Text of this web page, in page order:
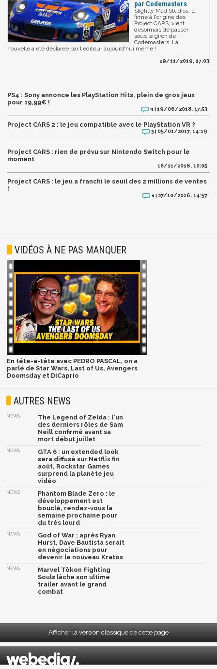
par Codemasters
Slightly Mad Studios, la
firme à l'origine des
Project CARS, vient
désormais de passer
sous le giron de
Codemasters. La
nouvelle a été déclarée par l'éditeur aujourd'hui même !
29/11/2019, 17:03
PS4 : Sony annonce les PlayStation Hits, plein de gros jeux
pour 19,99€ !
9 | 19/06/2018, 17:53
Project CARS 2 : le jeu compatible avec le PlayStation VR ?
3 | 05/01/2017, 14:19
Project CARS : rien de prévu sur Nintendo Switch pour le
moment
18/11/2016, 10:05
Project CARS : le jeu a franchi le seuil des 2 millions de ventes
!
1 | 27/10/2016, 14:57
VIDÉOS À NE PAS MANQUER
En tête-à-tête avec PEDRO PASCAL, on a
parlé de Star Wars, Last of Us, Avengers
Doomsday et DiCaprio
AUTRES NEWS
NEWS
The Legend of Zelda : l'un
des derniers rôles de Sam
Neill confirmé avant sa
mort début juillet
NEWS
GTA 6 : un extended look
sera diffusé sur Netflix fin
août, Rockstar Games
surprend la planète jeu
vidéo
NEWS
Phantom Blade Zero : le
développement est
bouclé, rendez-vous la
semaine prochaine pour
du très lourd
NEWS
God of War : après Ryan
Hurst, Dave Bautista serait
en négociations pour
devenir le nouveau Kratos
NEWS
Marvel Tōkon Fighting
Souls lâche son ultime
trailer avant le grand
combat
Afficher la version classique de cette page